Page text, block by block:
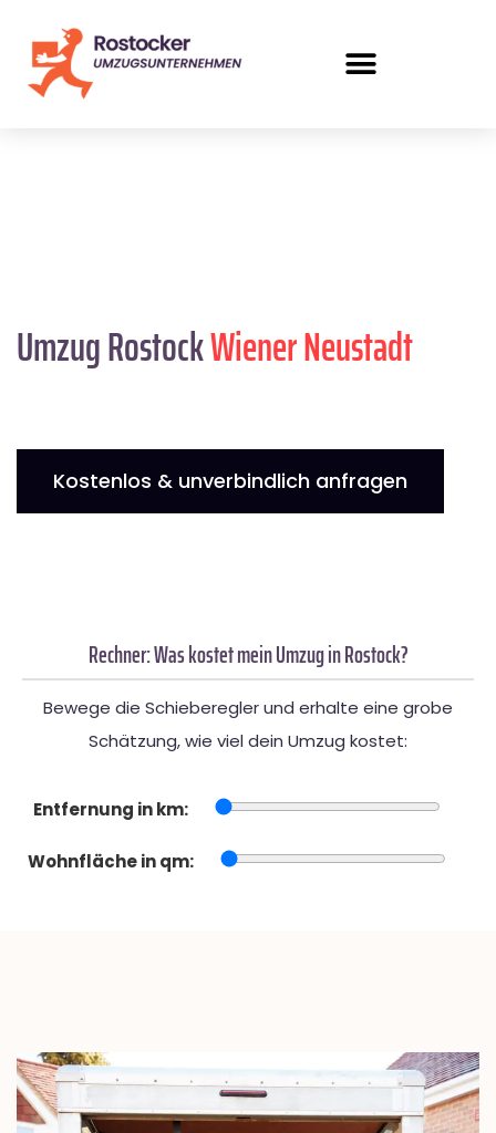
Umzug RostockWiener Neustadt
Kostenlos & unverbindlich anfragen
Rechner: Was kostet mein Umzug in Rostock?
Bewege die Schieberegler und erhalte eine grobe
Schätzung, wie viel dein Umzug kostet:
Entfernung in km:
Wohnfläche in qm: